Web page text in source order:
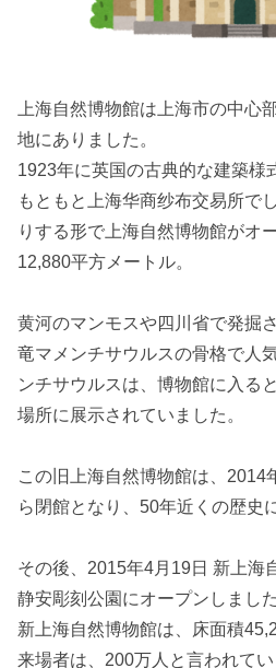
上海自然博物館は上海市の中心
地にありました。
1923年に英国の古典的な建築様
もともと上海华商纱布交易所で
りする形で上海自然博物館がオ
12,880平方メートル。
黄河のマンモスや四川省で発掘
竜マメンチサウルスの骨格で人
ンチサウルスは、博物館に入る
場所に展示されていました。
この旧上海自然博物館は、2014
ら閉館となり、50年近くの歴史
その後、2015年4月19日 新上海
静安彫刻公園にオープンしました
新上海自然博物館は、床面積
来場者は、200万人と言われてい